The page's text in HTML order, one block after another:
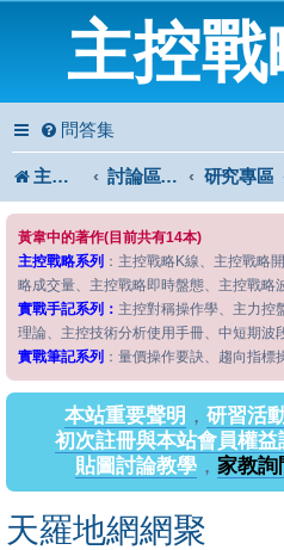
主控
問答集
主控戰略中心 討論區首頁 研究專區
黃韋中的著作(目前共有14本)
主控戰略系列 ：主控戰略K線、主控戰略
略成交量、主控戰略即時盤態、主控戰略
實戰手記系列： 主控對稱操作學、主力控
理論、主控技術分析使用手冊、中短期波
實戰筆記系列 ：量價操作要訣、趨向指標
本站重要聲明 ， 研習活
初次註冊與本站會員權益
貼圖討論教學， 家教詢
天羅地網網聚